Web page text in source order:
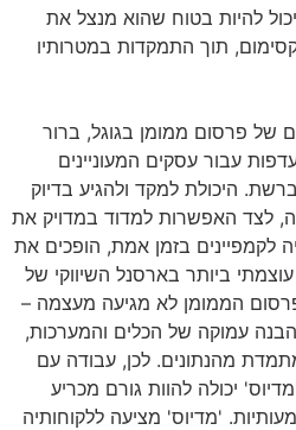
להיות בטוח שהוא מנצל את
תוך התמקדות במטרותיו
של פרסום ממומן בגוגל, ברור
עבור עסקים המעוניינים
היכולת למקד ולהגיע בדיוק
לצד האפשרות למדוד במדויק את
לקמפיינים בזמן אמת, הופכים את
ביותר בארסנל השיווקי של
הממומן לא מגיעה מעצמה –
עמוקה של הכלים והמערכות,
מהנתונים. לכן, עבודה עם
יכולה להוות גורם מכריע
'מדיוס' מציעה ללקוחותיה